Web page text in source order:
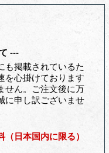
---
も掲載されているた
を心掛けております
せん。ご注文後に万
に申し訳ございませ
（日本国内に限る）